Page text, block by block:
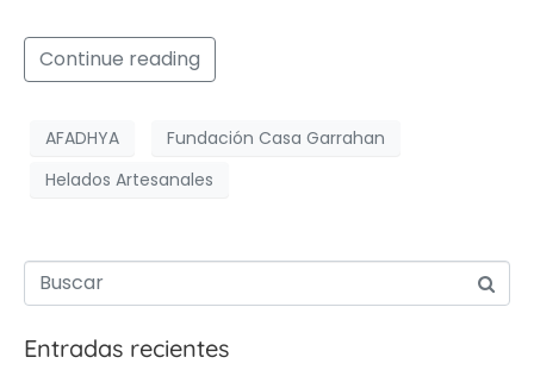
Continue reading
AFADHYA
Fundación Casa Garrahan
Helados Artesanales
Entradas recientes